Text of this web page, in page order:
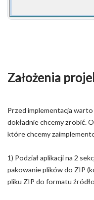
Założenia
Przed implementacja
dokładnie chcemy zrobić.
które chcemy
1) Podział aplikacji na 2
pakowanie plików do ZIP
pliku ZIP do formatu